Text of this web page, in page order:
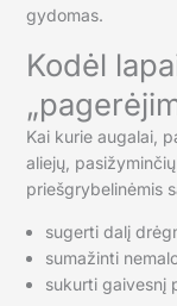
gydomas.
Kodėl
Kai kurie augalai,
aliejų,
priešgrybelinėmis
sugerti dalį
sumažinti
sukurti gaivesnį